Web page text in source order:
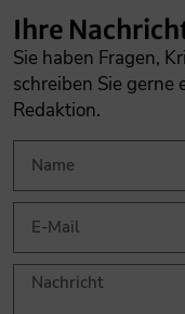
Ihre
Sie haben Fragen,
schreiben Sie gerne
Redaktion.